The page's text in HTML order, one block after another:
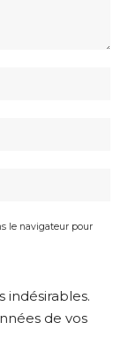
le navigateur pour
indésirables.
de vos